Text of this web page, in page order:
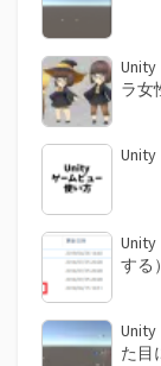
ラ女
する）
た目